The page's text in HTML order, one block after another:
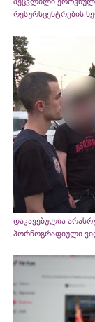
რესურსცენტრების
დაკავებულია
პორნოგრაფიული